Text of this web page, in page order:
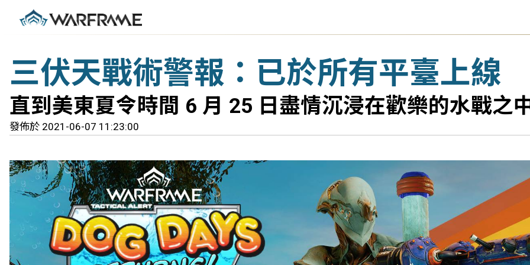
三伏天戰術警報：已於所有平臺上線
直到美東夏令時間 6 月 25 日盡情沉浸在歡樂的水戰之
發佈於 2021-06-07 11:23:00